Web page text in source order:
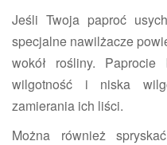
Jeśli Twoja paproć
specjalne nawilżacze
wokół rośliny.
wilgotność i niska
zamierania ich liści.
Można również